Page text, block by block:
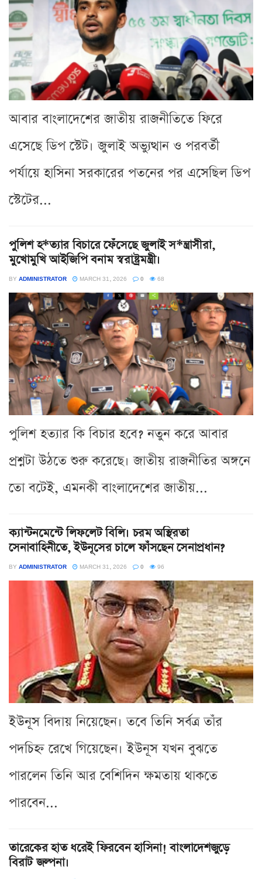
আবার বাংলাদেশের জাতীয় রাজনীতিতে ফিরে
এসেছে ডিপ স্টেট। জুলাই অভ্যুত্থান ও পরবর্তী
পর্যায়ে হাসিনা সরকারের পতনের পর এসেছিল ডিপ
স্টেটের...
পুলিশ হ*ত্যার বিচারে ফেঁসেছে জুলাই স*ন্ত্রাসীরা,
মুখোমুখি আইজিপি বনাম স্বরাষ্ট্রমন্ত্রী।
BY ADMINISTRATOR MARCH 31, 2026 0 68
পুলিশ হত্যার কি বিচার হবে? নতুন করে আবার
প্রশ্নটা উঠতে শুরু করেছে। জাতীয় রাজনীতির অঙ্গনে
তো বটেই, এমনকী বাংলাদেশের জাতীয়...
ক্যান্টনমেন্টে লিফলেট বিলি। চরম অস্থিরতা
সেনাবাহিনীতে, ইউনূসের চালে ফাঁসছেন সেনাপ্রধান?
BY ADMINISTRATOR MARCH 31, 2026 0 96
ইউনূস বিদায় নিয়েছেন। তবে তিনি সর্বত্র তাঁর
পদচিহ্ন রেখে গিয়েছেন। ইউনূস যখন বুঝতে
পারলেন তিনি আর বেশিদিন ক্ষমতায় থাকতে
পারবেন...
তারেকের হাত ধরেই ফিরবেন হাসিনা! বাংলাদেশজুড়ে
বিরাট জল্পনা।